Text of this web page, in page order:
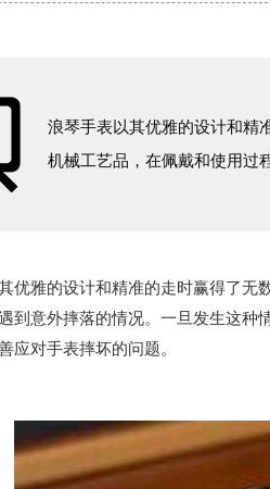
浪琴手表以其优雅的设计和精
机械工艺品，在佩戴和使用过
雅的设计和精准的走时赢得了无
到意外摔落的情况。一旦发生这
应对手表摔坏的问题。